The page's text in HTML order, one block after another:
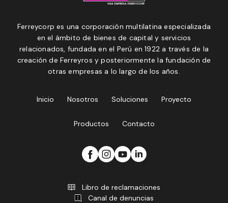
Ferreycorp es una corporación multilatina especializada
en el ámbito de bienes de capital y servicios
relacionados, fundada en el Perú en 1922 a través de la
creación de Ferreyros y posteriormente la fundación de
otras empresas a lo largo de los años.
Inicio Nosotros Soluciones Proyecto
Productos Contacto
Libro de reclamaciones
Canal de denuncias